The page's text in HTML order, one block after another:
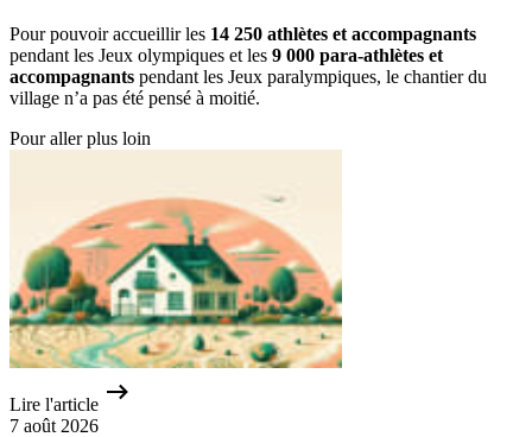
Pour pouvoir accueillir les 14 250 athlètes et accompagnants
pendant les Jeux olympiques et les 9 000 para-athlètes et
accompagnants pendant les Jeux paralympiques, le chantier du
village n’a pas été pensé à moitié.
Pour aller plus loin
Lire l'article
7 août 2026